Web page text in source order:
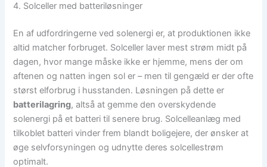
4. Solceller med batteriløsninger
En af udfordringerne ved solenergi er, at produktionen ikke
altid matcher forbruget. Solceller laver mest strøm midt på
dagen, hvor mange måske ikke er hjemme, mens der om
aftenen og natten ingen sol er – men til gengæld er der ofte
størst elforbrug i husstanden. Løsningen på dette er
batterilagring, altså at gemme den overskydende
solenergi på et batteri til senere brug. Solcelleanlæg med
tilkoblet batteri vinder frem blandt boligejere, der ønsker at
øge selvforsyningen og udnytte deres solcellestrøm
optimalt.